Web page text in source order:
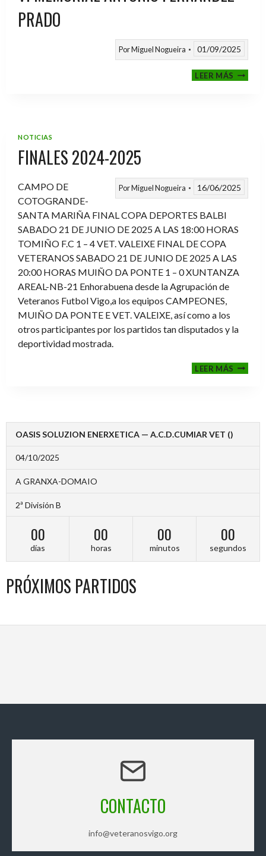
PRADO
PorMiguel Nogueira 01/09/2025
LEER MÁSVI
NOTICIAS
FINALES 2024-2025
PorMiguel Nogueira 16/06/2025
CAMPO DE
COTOGRANDE-
SANTA MARIÑA FINAL COPA DEPORTES BALBI
SABADO 21 DE JUNIO DE 2025 A LAS 18:00 HORAS
TOMIÑO F.C 1 – 4 VET. VALEIXE FINAL DE COPA
VETERANOS SABADO 21 DE JUNIO DE 2025 A LAS
20:00 HORAS MUIÑO DA PONTE 1 – 0 XUNTANZA
AREAL-NB-21 Enhorabuena desde la Agrupación de
Veteranos Futbol Vigo,a los equipos CAMPEONES,
MUIÑO DA PONTE E VET. VALEIXE, así como a los
otros participantes por los partidos tan disputados y la
deportividad mostrada.
LEER MÁS
2024-
OASIS SOLUZION ENERXETICA — A.C.D.CUMIAR VET ()
04/10/2025
A GRANXA-DOMAIO
2ª División B
00
días
00
horas
00
minutos
00
segundos
PRÓXIMOS PARTIDOS
CONTACTO
info@veteranosvigo.org